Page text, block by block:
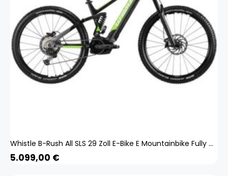
Whistle B-Rush All SLS 29 Zoll E-Bike E Mountainbike Fully MTB Bosch Pedelec
5.099,00 €